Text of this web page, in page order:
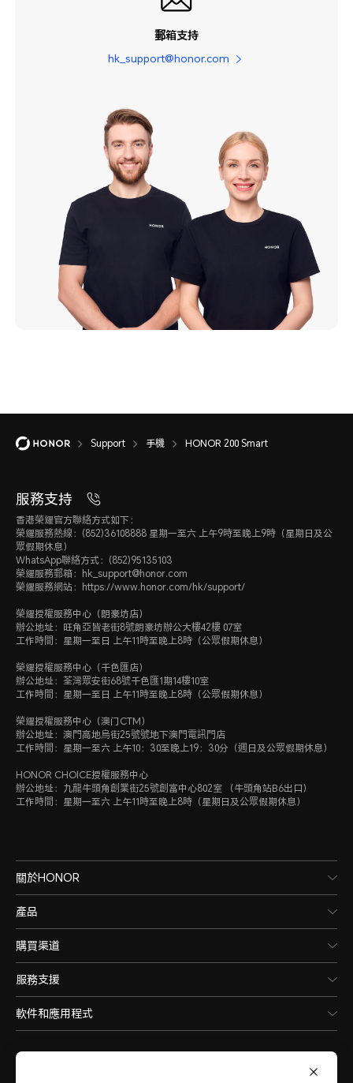
郵箱支持
hk_support@honor.com
Support 手機 HONOR 200 Smart
服務支持
香港榮耀官方聯絡方式如下：
榮耀服務熱線：(852)36108888 星期一至六 上午9時至晚上9時（星期日及公
眾假期休息）
WhatsApp聯絡方式：(852)95135103
榮耀服務郵箱：hk_support@honor.com
榮耀服務網站：https://www.honor.com/hk/support/
榮耀授權服務中心（朗豪坊店）
辦公地址：旺角亞皆老街8號朗豪坊辦公大樓42樓 07室
工作時間：星期一至日 上午11時至晚上8時（公眾假期休息）
榮耀授權服務中心（千色匯店）
辦公地址：荃灣眾安街68號千色匯1期14樓10室
工作時間：星期一至日 上午11時至晚上8時（公眾假期休息）
榮耀授權服務中心（澳门CTM）
辦公地址：澳門高地烏街25號號地下澳門電訊門店
工作時間：星期一至六 上午10：30至晚上19：30分（週日及公眾假期休息）
HONOR CHOICE授權服務中心
辦公地址：九龍牛頭角創業街25號創富中心802室 （牛頭角站B6出口）
工作時間：星期一至六 上午11時至晚上8時（星期日及公眾假期休息）
關於HONOR
產品
購買渠道
服務支援
軟件和應用程式